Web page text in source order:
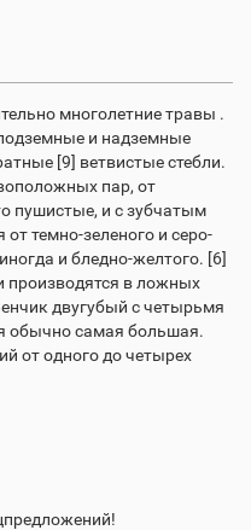
многолетние травы .
и надземные
[9] ветвистые стебли.
пар, от
пушистые, и с зубчатым
темно-зеленого и серо-
и бледно-желтого. [6]
производятся в ложных
двугубый с четырьмя
обычно самая большая.
от одного до четырех